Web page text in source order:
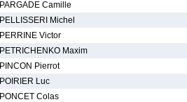
PARGADE Camille
PELLISSERI Michel
PERRINE Victor
PETRICHENKO Maxim
PINCON Pierrot
POIRIER Luc
PONCET Colas